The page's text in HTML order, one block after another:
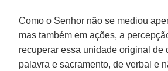
Como o Senhor não se mediou
mas também em ações, a
recuperar essa unidade original de
palavra e sacramento, de verbal e